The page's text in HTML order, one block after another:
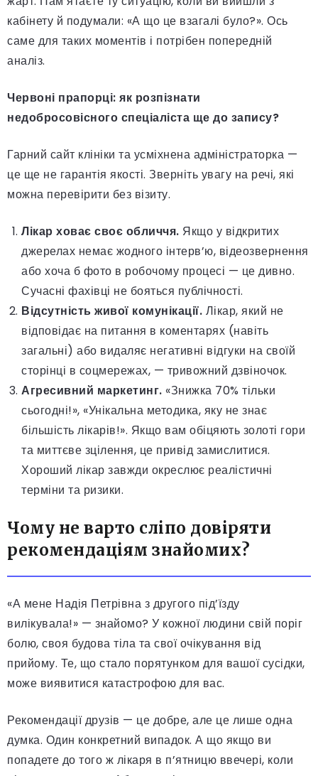
кабінету й подумали: «А що це взагалі було?». Ось
саме для таких моментів і потрібен попередній
аналіз.
Червоні прапорці: як розпізнати
недобросовісного спеціаліста ще до запису?
Гарний сайт клініки та усміхнена адміністраторка —
це ще не гарантія якості. Зверніть увагу на речі, які
можна перевірити без візиту.
Лікар ховає своє обличчя. Якщо у відкритих
джерелах немає жодного інтерв’ю, відеозвернення
або хоча б фото в робочому процесі — це дивно.
Сучасні фахівці не бояться публічності.
Відсутність живої комунікації. Лікар, який не
відповідає на питання в коментарях (навіть
загальні) або видаляє негативні відгуки на своїй
сторінці в соцмережах, — тривожний дзвіночок.
Агресивний маркетинг. «Знижка 70% тільки
сьогодні!», «Унікальна методика, яку не знає
більшість лікарів!». Якщо вам обіцяють золоті гори
та миттєве зцілення, це привід замислитися.
Хороший лікар завжди окреслює реалістичні
терміни та ризики.
Чому не варто сліпо довіряти
рекомендаціям знайомих?
«А мене Надія Петрівна з другого під’їзду
вилікувала!» — знайомо? У кожної людини свій поріг
болю, своя будова тіла та свої очікування від
прийому. Те, що стало порятунком для вашої сусідки,
може виявитися катастрофою для вас.
Рекомендації друзів — це добре, але це лише одна
думка. Один конкретний випадок. А що якщо ви
попадете до того ж лікаря в п’ятницю ввечері, коли